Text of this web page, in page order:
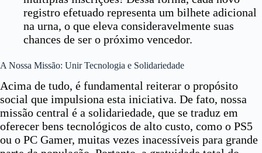
registro efetuado representa um bilhete adicional
na urna, o que eleva consideravelmente suas
chances de ser o próximo vencedor.
A Nossa Missão: Unir Tecnologia e Solidariedade
Acima de tudo, é fundamental reiterar o propósito
social que impulsiona esta iniciativa. De fato, nossa
missão central é a solidariedade, que se traduz em
oferecer bens tecnológicos de alto custo, como o PS5
ou o PC Gamer, muitas vezes inacessíveis para grande